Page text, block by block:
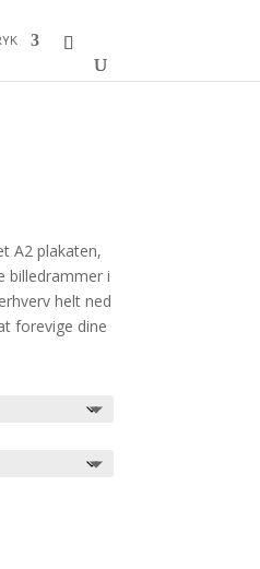
A2 plakaten,
billedrammer i
helt ned
forevige dine